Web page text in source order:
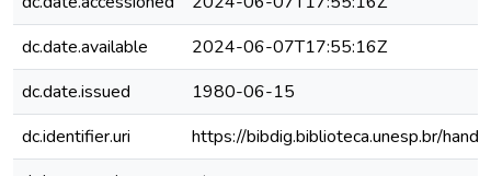
dc.date.available
2024-06-07T17:55:16Z
dc.date.issued
1980-06-15
dc.identifier.uri
https://bibdig.biblioteca.unesp.br/